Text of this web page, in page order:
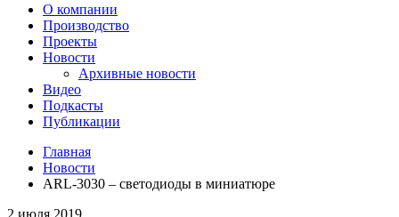
О компании
Производство
Проекты
Новости
Архивные новости
Видео
Подкасты
Публикации
Главная
Новости
ARL-3030 – светодиоды в миниатюре
2 июля 2019